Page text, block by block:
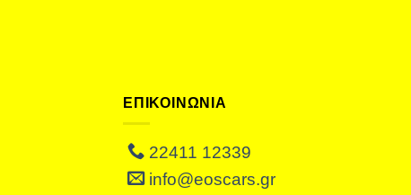
ΕΠΙΚΟΙΝΩΝΙΑ
22411 12339
info@eoscars.gr